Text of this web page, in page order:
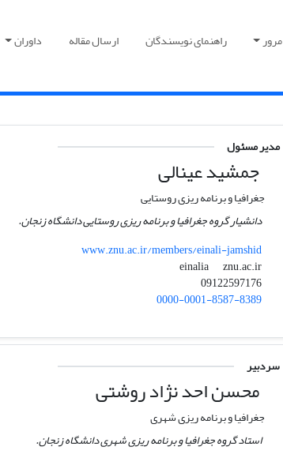
مرور راهنمای نویسندگان ارسال مقاله داوران
مدیر مسئول
جمشید عینالی
جغرافیا و برنامه ریزی روستایی
دانشیار گروه جغرافیا و برنامه ریزی روستایی دانشگاه زنجان.
www.znu.ac.ir/members/einali-jamshid
einalia
znu.ac.ir
09122597176
0000-0001-8587-8389
سردبیر
محسن احد نژاد روشتی
جغرافیا و برنامه ریزی شهری
استاد گروه جغرافیا و برنامه ریزی شهری دانشگاه زنجان.